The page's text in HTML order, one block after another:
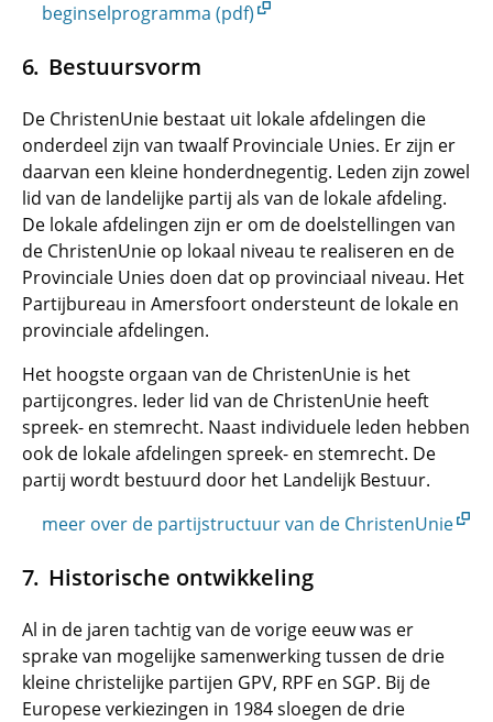
beginselprogramma (pdf)
Bestuursvorm
De ChristenUnie bestaat uit lokale afdelingen die
onderdeel zijn van twaalf Provinciale Unies. Er zijn er
daarvan een kleine honderdnegentig. Leden zijn zowel
lid van de landelijke partij als van de lokale afdeling.
De lokale afdelingen zijn er om de doelstellingen van
de ChristenUnie op lokaal niveau te realiseren en de
Provinciale Unies doen dat op provinciaal niveau. Het
Partijbureau in Amersfoort ondersteunt de lokale en
provinciale afdelingen.
Het hoogste orgaan van de ChristenUnie is het
partijcongres. Ieder lid van de ChristenUnie heeft
spreek- en stemrecht. Naast individuele leden hebben
ook de lokale afdelingen spreek- en stemrecht. De
partij wordt bestuurd door het Landelijk Bestuur.
meer over de partijstructuur van de ChristenUnie
Historische ontwikkeling
Al in de jaren tachtig van de vorige eeuw was er
sprake van mogelijke samenwerking tussen de drie
kleine christelijke partijen GPV, RPF en SGP. Bij de
Europese verkiezingen in 1984 sloegen de drie